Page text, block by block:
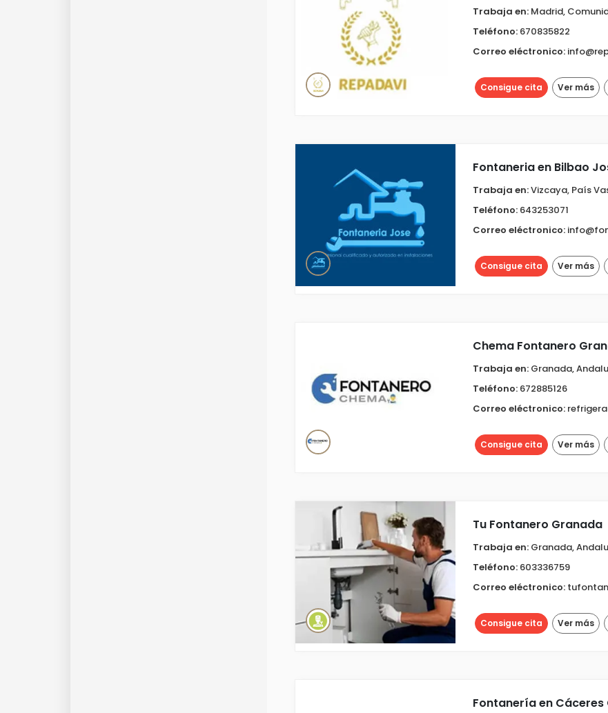
Trabaja en: Madrid,
Teléfono: 670835822
Correo eléctronico:
Consigue cita Ver más
Fontaneria en Bilbao
Trabaja en:Vizcaya, País
Teléfono: 643253071
Correo eléctronico:
Consigue cita Ver más
Chema Fontanero
Trabaja en: Granada,
Teléfono: 672885126
Correo eléctronico:
Consigue cita Ver más
Tu Fontanero Granada
Trabaja en: Granada,
Teléfono: 603336759
Correo eléctronico:
Consigue cita Ver más
Fontanería en Cáceres